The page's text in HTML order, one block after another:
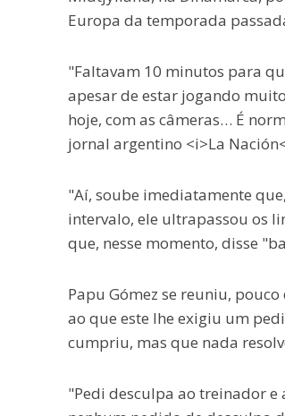
Europa da temporada
"Faltavam 10 minutos para
apesar de estar jogando
hoje, com as câmeras… É
jornal argentino <i>La
"Aí, soube imediatamente
intervalo, ele ultrapassou os
que, nesse momento, disse
Papu Gómez se reuniu,
ao que este lhe exigiu um
cumpriu, mas que nada
"Pedi desculpa ao treinador